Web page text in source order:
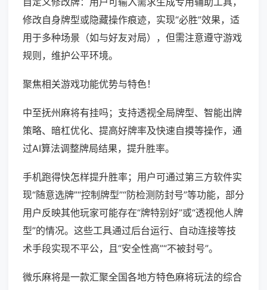
修改自身牌型或隐藏操作痕迹，实现“必胜”效果，适
用于多种场景（如与好友对局），但需注意遵守游戏
规则，维护公平环境。
聚焦相关游戏功能优势与特色！
中至抚州麻将有挂吗；支持透视全局牌型、智能出牌
策略、暗杠优化、提高好牌率及快速自摸等操作，通
过AI算法调整牌局结果，提升胜率。
手机跑得快怎样提升胜率；用户可通过第三方软件实
现“随意选牌”“控制牌型”“防检测防封号”等功能，部分
用户反映其他玩家可能存在“牌特别好”或“透视他人牌
型”的情况。这些工具通过后台运行、自动连接等技
术手段实现不平公，且“安全性高”“不被封号”。
微乐麻将是一款汇聚全国各地方特色麻将玩法的综合